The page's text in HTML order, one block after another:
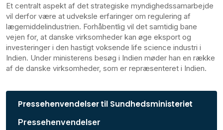
Et centralt aspekt af det strategiske myndighedssamarbejde
vil derfor være at udveksle erfaringer om regulering af
lægemiddelindustrien. Forhåbentlig vil det samtidig bane
vejen for, at danske virksomheder kan øge eksport og
investeringer i den hastigt voksende life science industri i
Indien. Under ministerens besøg i Indien møder han en række
af de danske virksomheder, som er repræsenteret i Indien.
Pressehenvendelser til Sundhedsministeriet
Pressehenvendelser